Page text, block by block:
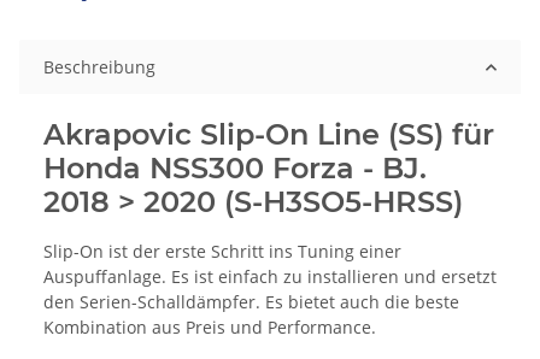
Beschreibung
Akrapovic Slip-On Line (SS) für
Honda NSS300 Forza - BJ.
2018 > 2020 (S-H3SO5-HRSS)
Slip-On ist der erste Schritt ins Tuning einer
Auspuffanlage. Es ist einfach zu installieren und ersetzt
den Serien-Schalldämpfer. Es bietet auch die beste
Kombination aus Preis und Performance.